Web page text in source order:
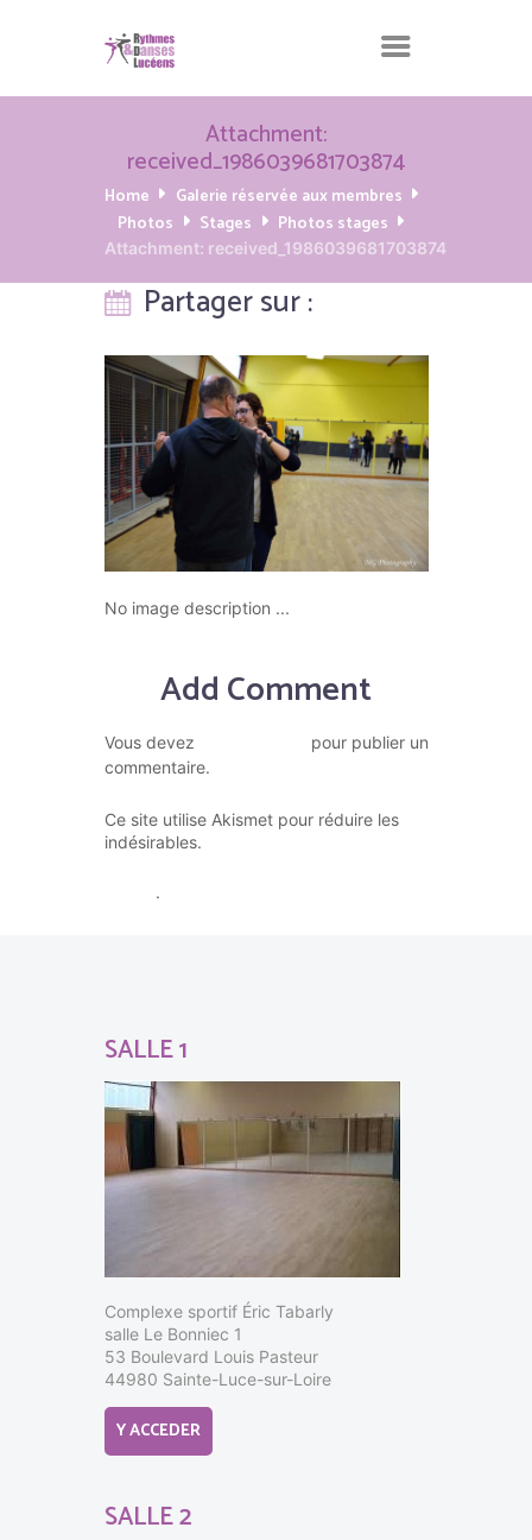
Attachment:
received_1986039681703874
Home
Galerie réservée aux membres
Photos
Stages Photos stages
Attachment: received_1986039681703874
Partager sur :
No image description ...
Add Comment
Vous devez
pour publier un
commentaire.
Ce site utilise Akismet pour réduire les
indésirables.
.
SALLE 1
Complexe sportif Éric Tabarly
salle Le Bonniec 1
53 Boulevard Louis Pasteur
44980 Sainte-Luce-sur-Loire
Y ACCEDER
SALLE 2